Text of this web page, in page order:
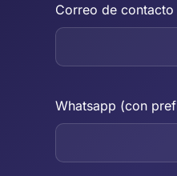
Correo de contacto
Whatsapp (con